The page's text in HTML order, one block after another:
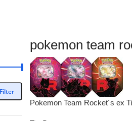
Filter
pokemon team
Pokemon Team Rocket´s ex